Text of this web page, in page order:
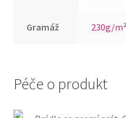
Gramáž 230g/m²
Péče o produkt